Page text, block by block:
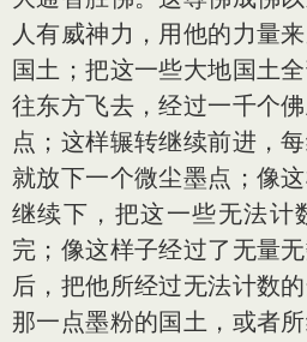
人有威神力，用他的力量
国土；把这一些大地国土
往东方飞去，经过一千个
点；这样辗转继续前进，
就放下一个微尘墨点；像
继续下，把这一些无法计
完；像这样子经过了无量
后，把他所经过无法计数
那一点墨粉的国土，或者